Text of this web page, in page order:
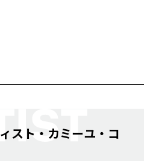
スト・カミーユ・コ